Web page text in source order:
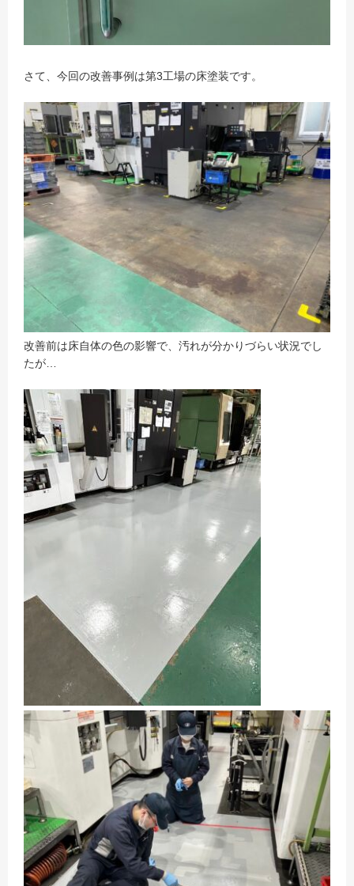
さて、今回の改善事例は第3工場の床塗装です。
改善前は床自体の色の影響で、汚れが分かりづらい状況でし
たが…